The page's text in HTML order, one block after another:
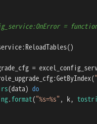
=
=
(data) do
.format("%s=%s", k,